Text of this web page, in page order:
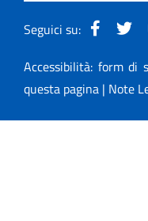
Seguici su:
Accessibilità: form di
questa pagina | Note